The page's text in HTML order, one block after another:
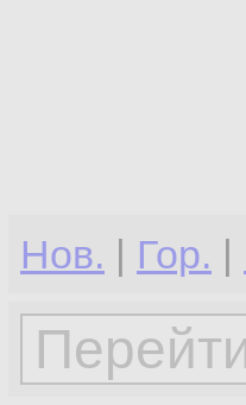
Нов. | Гор. |